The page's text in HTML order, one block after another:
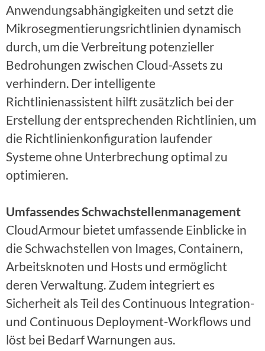
Anwendungsabhängigkeiten und setzt die
Mikrosegmentierungsrichtlinien dynamisch
durch, um die Verbreitung potenzieller
Bedrohungen zwischen Cloud-Assets zu
verhindern. Der intelligente
Richtlinienassistent hilft zusätzlich bei der
Erstellung der entsprechenden Richtlinien, um
die Richtlinienkonfiguration laufender
Systeme ohne Unterbrechung optimal zu
optimieren.
Umfassendes Schwachstellenmanagement
CloudArmour bietet umfassende Einblicke in
die Schwachstellen von Images, Containern,
Arbeitsknoten und Hosts und ermöglicht
deren Verwaltung. Zudem integriert es
Sicherheit als Teil des Continuous Integration-
und Continuous Deployment-Workflows und
löst bei Bedarf Warnungen aus.